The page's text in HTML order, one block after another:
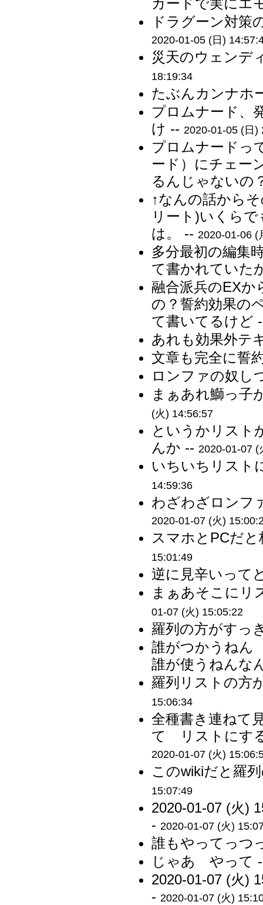
ドラグーン対策
2020-01-05 (日)
災天のウェンデ
18:19:34
たぶんカンナホ
プロムナード、
け -- 2020-01-05 (日)
プロムナードっ
ード）にチェー
るんじゃないの
↑なんの話から
リート)いくら
は。 -- 2020-01-06 (
多分最初の編集
て書かれていた
融合派兵のEXか
の？誓約効果の
て書いてるけど
あれも効果外テ
文章も完全に誓
ロンファの奴し
まぁあれ鰤っ子
(火) 14:56:57
というかリスト
んか -- 2020-01-07 (
いちいちリスト
14:59:36
わざわざロンフ
2020-01-07 (火)
スマホとPCだ
15:01:49
逆に見辛いって
まぁあそこにリ
01-07 (火) 15:05:22
羅列の方がすっ
誰がつかうね
誰が使うねんな
羅列リストの方
15:06:34
全種書き連ねて
て リストにす
2020-01-07 (火)
このwikiだと羅
15:07:49
2020-01-07 (火)
- 2020-01-07 (火)
誰もやってっつ
じゃあ やって
2020-01-07 (火)
- 2020-01-07 (火)